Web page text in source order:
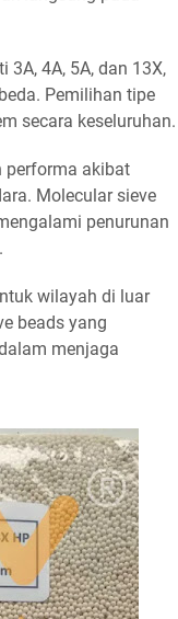
3A, 4A, 5A, dan 13X,
Pemilihan tipe
secara keseluruhan.
performa akibat
Molecular sieve
penurunan
wilayah di luar
beads yang
menjaga